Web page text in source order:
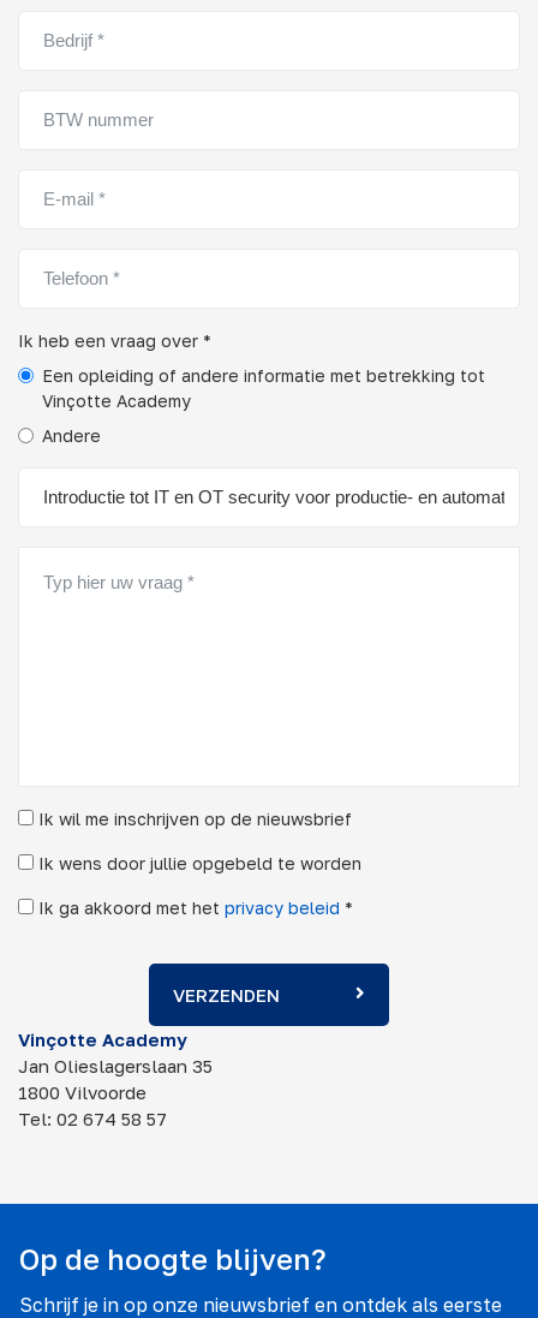
Ik heb een vraag over *
Een opleiding of andere informatie met betrekking tot
Vinçotte Academy
Andere
Ik wil me inschrijven op de nieuwsbrief
Ik wens door jullie opgebeld te worden
Ik ga akkoord met het privacy beleid *
VERZENDEN
Vinçotte Academy
Jan Olieslagerslaan 35
1800 Vilvoorde
Tel: 02 674 58 57
Op de hoogte blijven?
Schrijf je in op onze nieuwsbrief en ontdek als eerste